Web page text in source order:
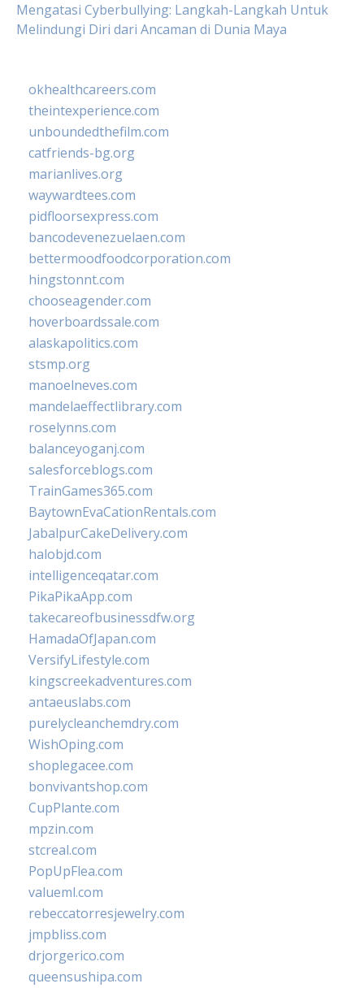
Mengatasi Cyberbullying: Langkah-Langkah Untuk
Melindungi Diri dari Ancaman di Dunia Maya
okhealthcareers.com
theintexperience.com
unboundedthefilm.com
catfriends-bg.org
marianlives.org
waywardtees.com
pidfloorsexpress.com
bancodevenezuelaen.com
bettermoodfoodcorporation.com
hingstonnt.com
chooseagender.com
hoverboardssale.com
alaskapolitics.com
stsmp.org
manoelneves.com
mandelaeffectlibrary.com
roselynns.com
balanceyoganj.com
salesforceblogs.com
TrainGames365.com
BaytownEvaCationRentals.com
JabalpurCakeDelivery.com
halobjd.com
intelligenceqatar.com
PikaPikaApp.com
takecareofbusinessdfw.org
HamadaOfJapan.com
VersifyLifestyle.com
kingscreekadventures.com
antaeuslabs.com
purelycleanchemdry.com
WishOping.com
shoplegacee.com
bonvivantshop.com
CupPlante.com
mpzin.com
stcreal.com
PopUpFlea.com
valueml.com
rebeccatorresjewelry.com
jmpbliss.com
drjorgerico.com
queensushipa.com